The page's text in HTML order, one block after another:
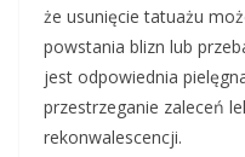
że usunięcie tatuażu
powstania blizn lub
jest odpowiednia
przestrzeganie zaleceń
rekonwalescencji.